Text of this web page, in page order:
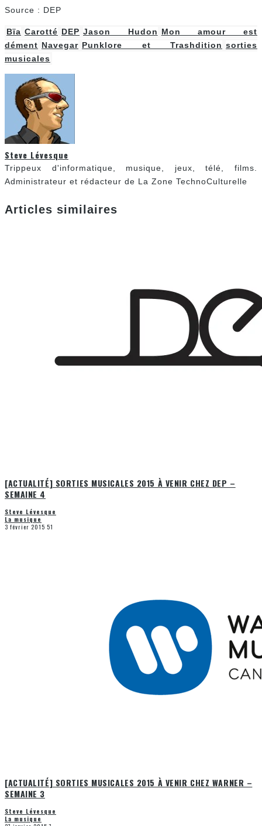
Source : DEP
Bïa Carotté DEP Jason Hudon Mon amour est
dément Navegar Punklore et Trashdition sorties
musicales
Steve Lévesque
Trippeux d'informatique, musique, jeux, télé, films.
Administrateur et rédacteur de La Zone TechnoCulturelle
Articles similaires
[ACTUALITÉ] SORTIES MUSICALES 2015 À VENIR CHEZ DEP –
SEMAINE 4
Steve Lévesque
La musique
3 février 2015 51
[ACTUALITÉ] SORTIES MUSICALES 2015 À VENIR CHEZ WARNER –
SEMAINE 3
Steve Lévesque
La musique